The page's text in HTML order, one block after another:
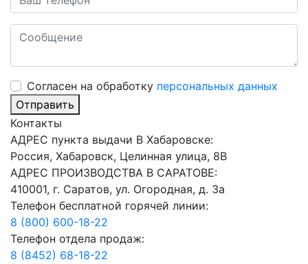
Cогласен на обработку персональных данных
Отправить
Контакты
АДРЕС пункта выдачи В Хабаровске:
Россия, Хабаровск, Целинная улица, 8В
АДРЕС ПРОИЗВОДСТВА В САРАТОВЕ:
410001, г. Саратов, ул. Огородная, д. 3а
Телефон бесплатной горячей линии:
8 (800) 600-18-22
Телефон отдела продаж:
8 (8452) 68-18-22